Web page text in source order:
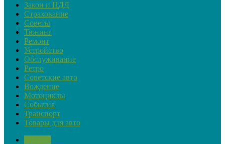
Закон и ПДД
Страхование
Советы
Тюнинг
Ремонт
Устройство
Обслуживание
Ретро
Советские авто
Вождение
Мотоциклы
События
Транспорт
Товары для авто